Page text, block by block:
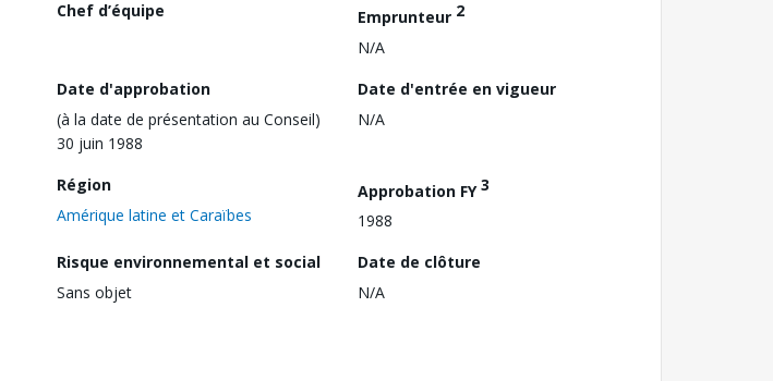
Chef d’équipe Emprunteur 2
N/A
Date d'approbation
(à la date de présentation au Conseil)
30 juin 1988
Date d'entrée en vigueur
N/A
Région
Amérique latine et Caraïbes
Approbation FY3
1988
Risque environnemental et social
Sans objet
Date de clôture
N/A